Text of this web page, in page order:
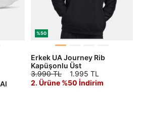
%50
Erkek UA Journey Rib
Kapüşonlu Üst
3.990 TL
1.995 TL
2. Ürüne %50 İndirim